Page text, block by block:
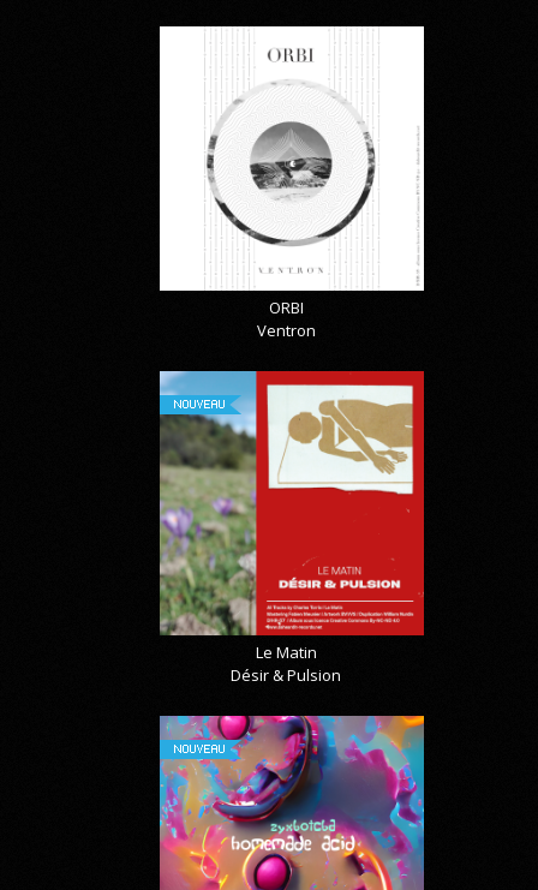
ORBI
Ventron
NOUVEAU
Le Matin
Désir & Pulsion
NOUVEAU